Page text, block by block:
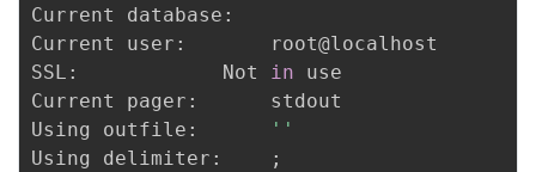
Current database:
Current user:		root@localhost
SSL:			Not in use
Current pager:		stdout
''
;